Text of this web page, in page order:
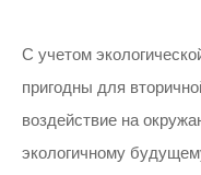
С учетом
пригодны для
воздействие на
экологичному